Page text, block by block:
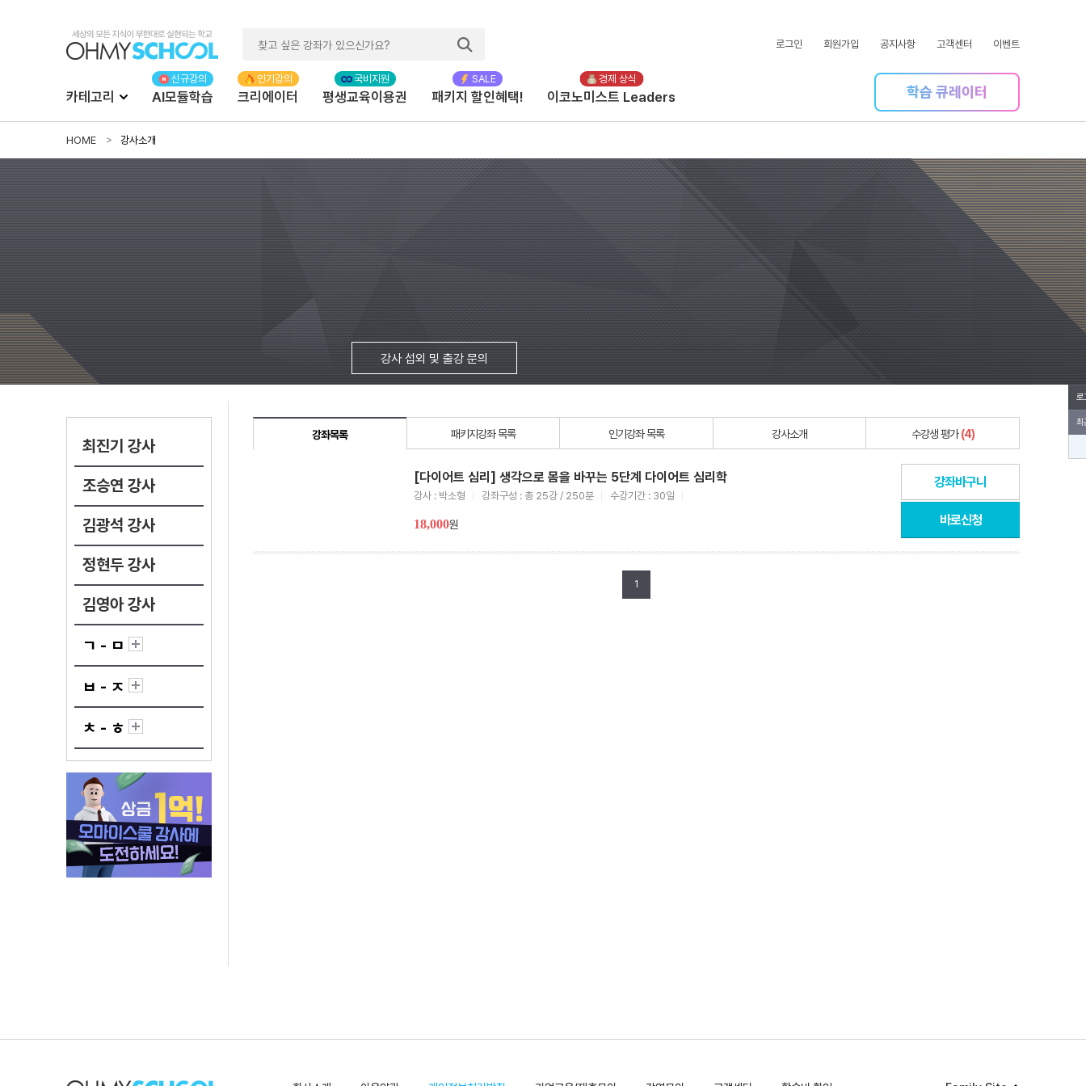
로그인 회원가입 공지사항 고객센터 이벤트
카테고리 AI모듈학습 크리에이터 평생교육이용권 패키지 할인혜택! 이코노미스트 Leaders 학습 큐레이터
HOME 강사소개
강사 섭외 및 출강 문의
최진기 강사
조승연 강사
김광석 강사
정현두 강사
김영아 강사
ㄱ - ㅁ
ㅂ - ㅈ
ㅊ - ㅎ
강좌목록 패키지강좌 목록 인기강좌 목록 강사소개 수강생 평가(4)
[다이어트 심리] 생각으로 몸을 바꾸는 5단계 다이어트 심리학
강사 : 박소형 강좌구성 : 총 25강 / 250분 수강기간 : 30일
18,000원
강좌바구니
바로신청
1
로
최